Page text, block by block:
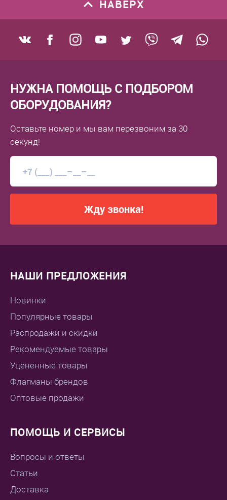
НАВЕРХ
НУЖНА ПОМОЩЬ С ПОДБОРОМ
ОБОРУДОВАНИЯ?
Оставьте номер и мы вам перезвоним за 30
секунд!
Жду звонка!
НАШИ ПРЕДЛОЖЕНИЯ
Новинки
Популярные товары
Распродажи и скидки
Рекомендуемые товары
Уцененные товары
Флагманы брендов
Оптовые продажи
ПОМОЩЬ И СЕРВИСЫ
Вопросы и ответы
Статьи
Доставка